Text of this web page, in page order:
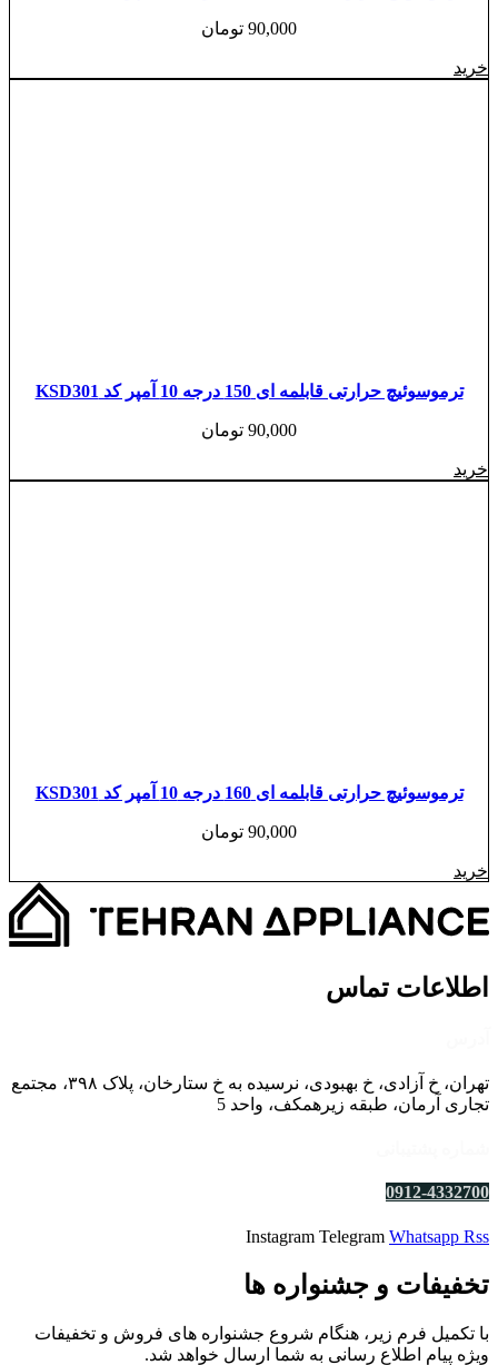
90,000 تومان
خرید
ترموسوئیچ حرارتی قابلمه ای 150 درجه 10 آمپر کد KSD301
90,000 تومان
خرید
ترموسوئیچ حرارتی قابلمه ای 160 درجه 10 آمپر کد KSD301
90,000 تومان
خرید
اطلاعات تماس
تهران، خ آزادی، خ بهبودی، نرسیده به خ ستارخان، پلاک ۳۹۸، مجتمع
تجاری آرمان، طبقه زیرهمکف، واحد 5
0912-4332700
Instagram Telegram Whatsapp Rss
تخفیفات و جشنواره ها
با تکمیل فرم زیر، هنگام شروع جشنواره های فروش و تخفیفات
ویژه پیام اطلاع رسانی به شما ارسال خواهد شد.